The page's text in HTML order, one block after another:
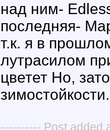
над ним-
последняя-
т.к. я в
лутрасилом
цветет Но,
зимостойкости.
---------- Post added